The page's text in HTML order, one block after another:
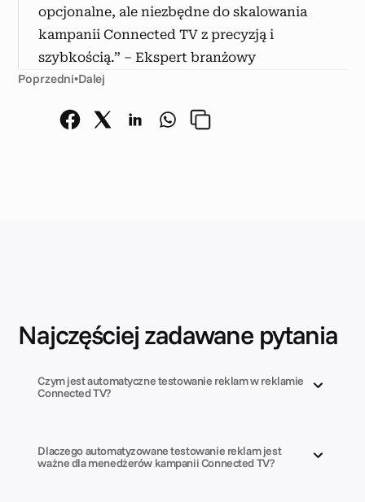
opcjonalne, ale niezbędne do skalowania
kampanii Connected TV z precyzją i
szybkością.” – Ekspert branżowy
Poprzedni•Dalej
Najczęściej zadawane pytania
Czym jest automatyczne testowanie reklam w reklamie
Connected TV?
Dlaczego automatyzowane testowanie reklam jest
ważne dla menedżerów kampanii Connected TV?